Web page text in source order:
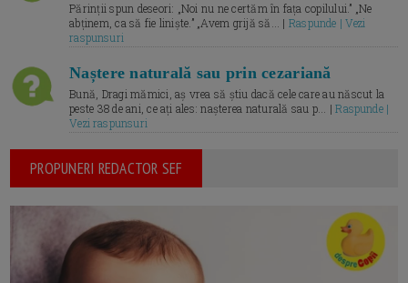
Părinții spun deseori: „Noi nu ne certăm în fața copilului.” „Ne
abținem, ca să fie liniște.” „Avem grijă să... | Raspunde | Vezi
raspunsuri
Naștere naturală sau prin cezariană
Bună, Dragi mămici, aș vrea să știu dacă cele care au născut la
peste 38 de ani, ce ați ales: nașterea naturală sau p... |Raspunde |
Vezi raspunsuri
PROPUNERI REDACTOR SEF